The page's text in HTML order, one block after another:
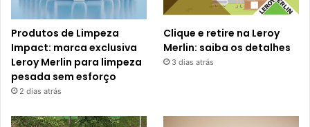
Produtos de Limpeza
Impact: marca exclusiva
Leroy Merlin para limpeza
pesada sem esforço
2 dias atrás
Clique e retire na Leroy
Merlin: saiba os detalhes
3 dias atrás